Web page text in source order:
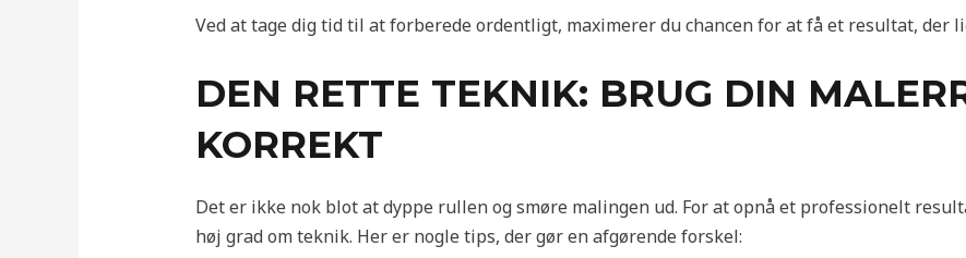
Ved at tage dig tid til at forberede ordentligt, maximerer du chancen for at få et resultat, der
DEN RETTE TEKNIK: BRUG DIN
KORREKT
Det er ikke nok blot at dyppe rullen og smøre malingen ud. For at opnå et professionelt
høj grad om teknik. Her er nogle tips, der gør en afgørende forskel: